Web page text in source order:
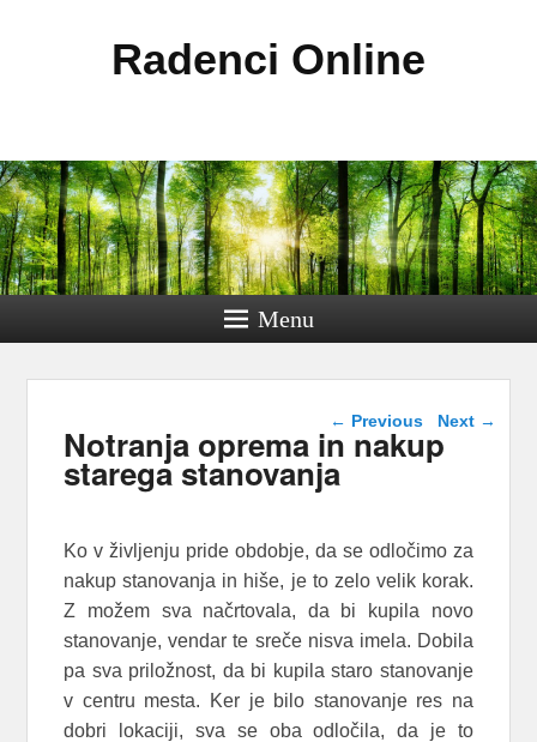
Radenci Online
Menu
Post navigation
← Previous Next →
Notranja oprema in nakup
starega stanovanja
Ko v življenju pride obdobje, da se odločimo za
nakup stanovanja in hiše, je to zelo velik korak.
Z možem sva načrtovala, da bi kupila novo
stanovanje, vendar te sreče nisva imela. Dobila
pa sva priložnost, da bi kupila staro stanovanje
v centru mesta. Ker je bilo stanovanje res na
dobri lokaciji, sva se oba odločila, da je to